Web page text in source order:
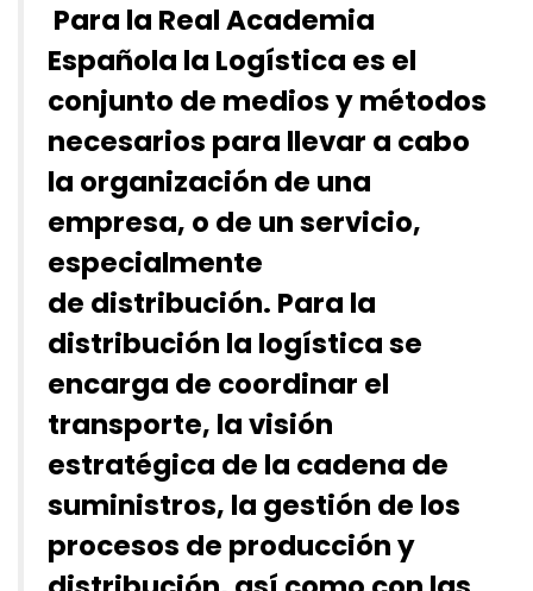
Para la Real Academia
Española la Logística es el
conjunto de medios y métodos
necesarios para llevar a cabo
la organización de una
empresa, o de un servicio,
especialmente
de distribución.​ Para la
distribución la logística se
encarga de coordinar el
transporte, la visión
estratégica de la cadena de
suministros, la gestión de los
procesos de producción y